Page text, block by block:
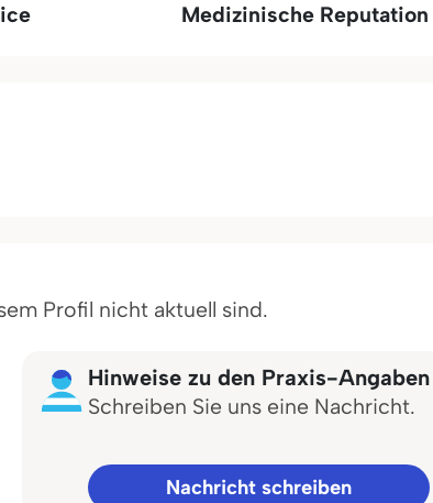
Medizinische Reputation
Profil nicht aktuell sind.
Hinweise zu den Praxis-Angaben
Schreiben Sie uns eine Nachricht.
Nachricht schreiben